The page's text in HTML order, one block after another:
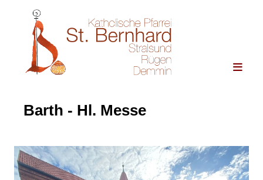
Barth - Hl. Messe